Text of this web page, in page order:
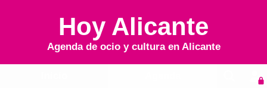
Hoy Alicante
Agenda de ocio y cultura en Alicante